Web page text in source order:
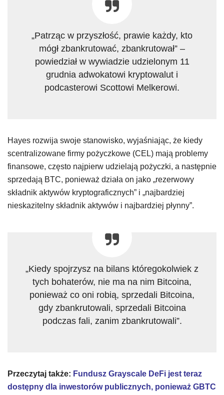
„Patrząc w przyszłość, prawie każdy, kto
mógł zbankrutować, zbankrutował” –
powiedział w wywiadzie udzielonym 11
grudnia adwokatowi kryptowalut i
podcasterowi Scottowi Melkerowi.
Hayes rozwija swoje stanowisko, wyjaśniając, że kiedy
scentralizowane firmy pożyczkowe (CEL) mają problemy
finansowe, często najpierw udzielają pożyczki, a następnie
sprzedają BTC, ponieważ działa on jako „rezerwowy
składnik aktywów kryptograficznych” i „najbardziej
nieskazitelny składnik aktywów i najbardziej płynny”.
„Kiedy spojrzysz na bilans któregokolwiek z
tych bohaterów, nie ma na nim Bitcoina,
ponieważ co oni robią, sprzedali Bitcoina,
gdy zbankrutowali, sprzedali Bitcoina
podczas fali, zanim zbankrutowali”.
Przeczytaj także: Fundusz Grayscale DeFi jest teraz
dostępny dla inwestorów publicznych, ponieważ GBTC